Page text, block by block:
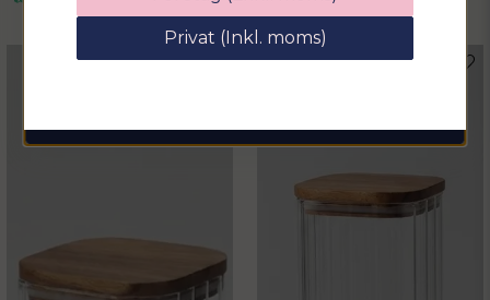
rabattkod på hela ditt köp
email
Privat (Inkl. moms)